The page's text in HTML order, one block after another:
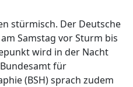
stürmisch. Der Deutsche
Samstag vor Sturm bis
wird in der Nacht
für
(BSH) sprach zudem